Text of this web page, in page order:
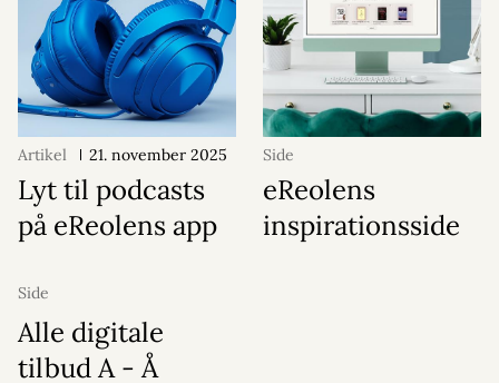
Artikel 21. november 2025
Lyt til podcasts
på eReolens app
Side
eReolens
inspirationsside
Side
Alle digitale
tilbud A - Å